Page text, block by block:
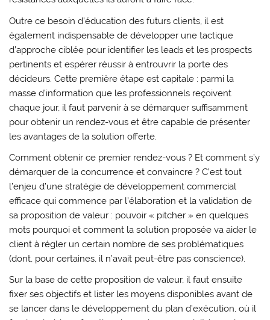
Outre ce besoin d’éducation des futurs clients, il est
également indispensable de développer une tactique
d’approche ciblée pour identifier les leads et les prospects
pertinents et espérer réussir à entrouvrir la porte des
décideurs. Cette première étape est capitale : parmi la
masse d’information que les professionnels reçoivent
chaque jour, il faut parvenir à se démarquer suffisamment
pour obtenir un rendez-vous et être capable de présenter
les avantages de la solution offerte.
Comment obtenir ce premier rendez-vous ? Et comment s’y
démarquer de la concurrence et convaincre ? C’est tout
l’enjeu d’une stratégie de développement commercial
efficace qui commence par l’élaboration et la validation de
sa proposition de valeur : pouvoir « pitcher » en quelques
mots pourquoi et comment la solution proposée va aider le
client à régler un certain nombre de ses problématiques
(dont, pour certaines, il n’avait peut-être pas conscience).
Sur la base de cette proposition de valeur, il faut ensuite
fixer ses objectifs et lister les moyens disponibles avant de
se lancer dans le développement du plan d’exécution, où il